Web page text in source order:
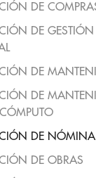
DE
DE GESTIÓN
DE
DE
DE NÓMINA
DE OBRAS